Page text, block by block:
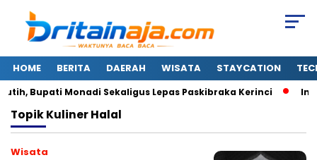
HOME BERITA DAERAH WISATA STAYCATION
Bupati Monadi Sekaligus Lepas Paskibraka Kerinci Ini
TopikKuliner Halal
Wisata